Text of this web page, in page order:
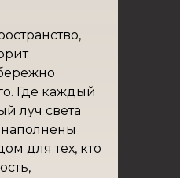
Где каждый
луч света
для тех, кто